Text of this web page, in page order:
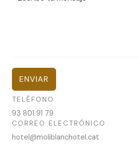
ENVIAR
TELÉFONO
93 801 91 79
CORREO ELECTRÓNICO
tac.letohcnalbilom
@letoh